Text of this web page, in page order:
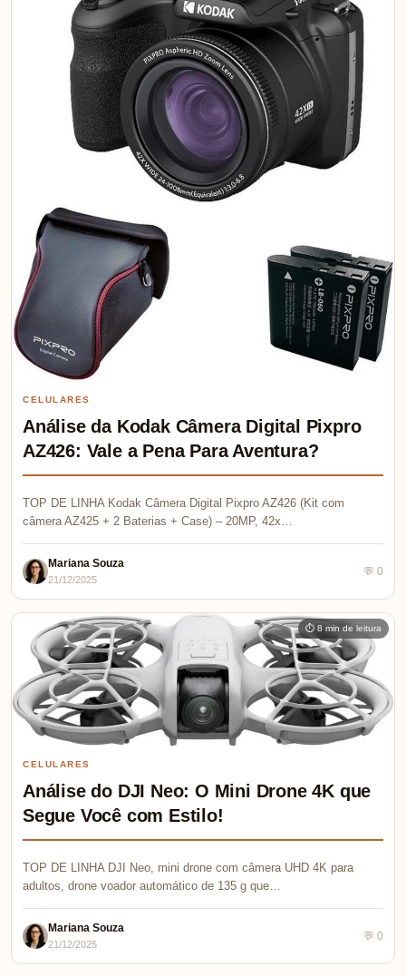
CELULARES
Análise da Kodak Câmera Digital Pixpro
AZ426: Vale a Pena Para Aventura?
TOP DE LINHA Kodak Câmera Digital Pixpro AZ426 (Kit com
câmera AZ425 + 2 Baterias + Case) – 20MP, 42x…
Mariana Souza
21/12/2025
💬 0
⏱ 8 min de leitura
CELULARES
Análise do DJI Neo: O Mini Drone 4K que
Segue Você com Estilo!
TOP DE LINHA DJI Neo, mini drone com câmera UHD 4K para
adultos, drone voador automático de 135 g que…
Mariana Souza
21/12/2025
💬 0